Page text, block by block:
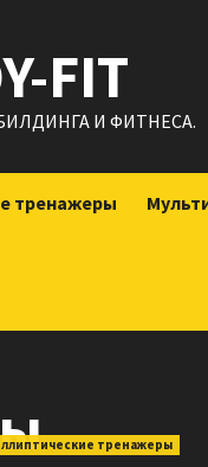
FIT
И ФИТНЕСА.
тренажеры
тренажеры